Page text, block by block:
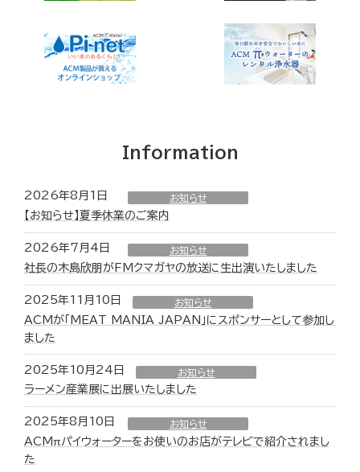
Information
2026年8月1日 お知らせ
【お知らせ】夏季休業のご案内
2026年7月4日 お知らせ
社長の木島欣朋がFMクマガヤの放送に生出演いたしました
2025年11月10日 お知らせ
ACMが「MEAT MANIA JAPAN」にスポンサーとして参加し
ました
2025年10月24日 お知らせ
ラーメン産業展に出展いたしました
2025年8月10日 お知らせ
ACMπパイウォーターをお使いのお店がテレビで紹介されまし
た